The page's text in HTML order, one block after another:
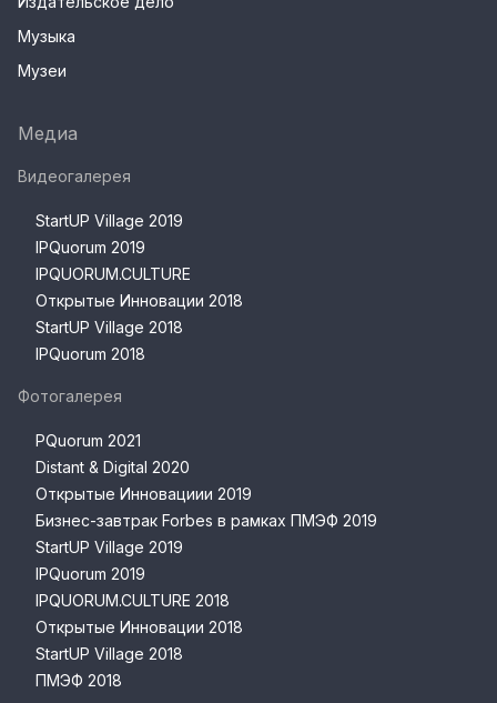
Музыка
Музеи
Медиа
Видеогалерея
StartUP Village 2019
IPQuorum 2019
IPQUORUM.CULTURE
Открытые Инновации 2018
StartUP Village 2018
IPQuorum 2018
Фотогалерея
PQuorum 2021
Distant & Digital 2020
Открытые Инновациии 2019
Бизнес-завтрак Forbes в рамках ПМЭФ 2019
StartUP Village 2019
IPQuorum 2019
IPQUORUM.CULTURE 2018
Открытые Инновации 2018
StartUP Village 2018
ПМЭФ 2018